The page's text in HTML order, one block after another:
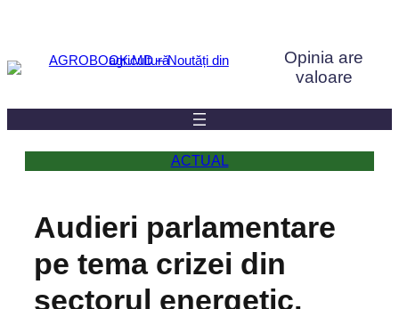
conținut
Opinia are
valoare
ACTUAL
Audieri parlamentare
pe tema crizei din
sectorul energetic,